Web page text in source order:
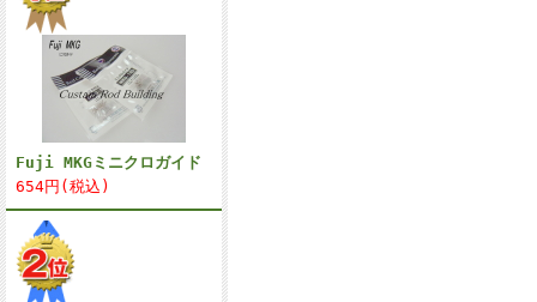
Fuji MKGミニクロガイド
654円(税込)